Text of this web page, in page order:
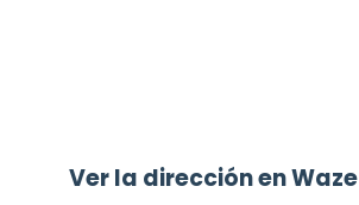
Ver la dirección en Waze